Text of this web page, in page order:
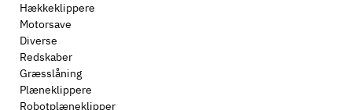
Hækkeklippere
Motorsave
Diverse
Redskaber
Græsslåning
Plæneklippere
Robotplæneklipper